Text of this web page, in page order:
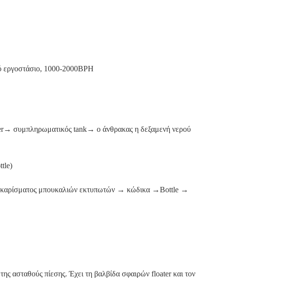
εργοστάσιο, 1000-2000BPH
συμπληρωματικός tank→ ο άνθρακας η δεξαμενή νερού
μπουκαλιών εκτυπωτών → κώδικα →Bottle →
ασταθούς πίεσης. Έχει τη βαλβίδα σφαιρών floater και τον